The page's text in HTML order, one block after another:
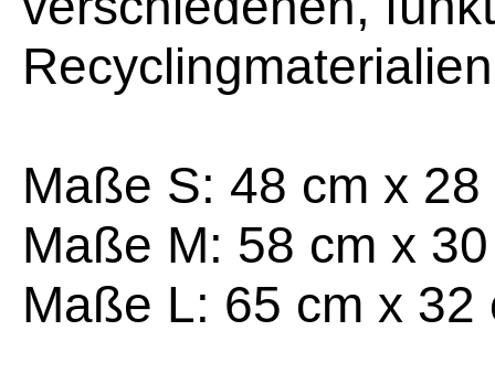
Maße S: 48 cm x
Maße M: 58 cm x
Maße L: 65 cm x 32